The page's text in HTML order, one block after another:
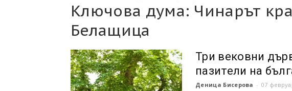
Ключова дума: Чинарът
Белащица
Три вековни
пазители на
Деница Бисерова - 07